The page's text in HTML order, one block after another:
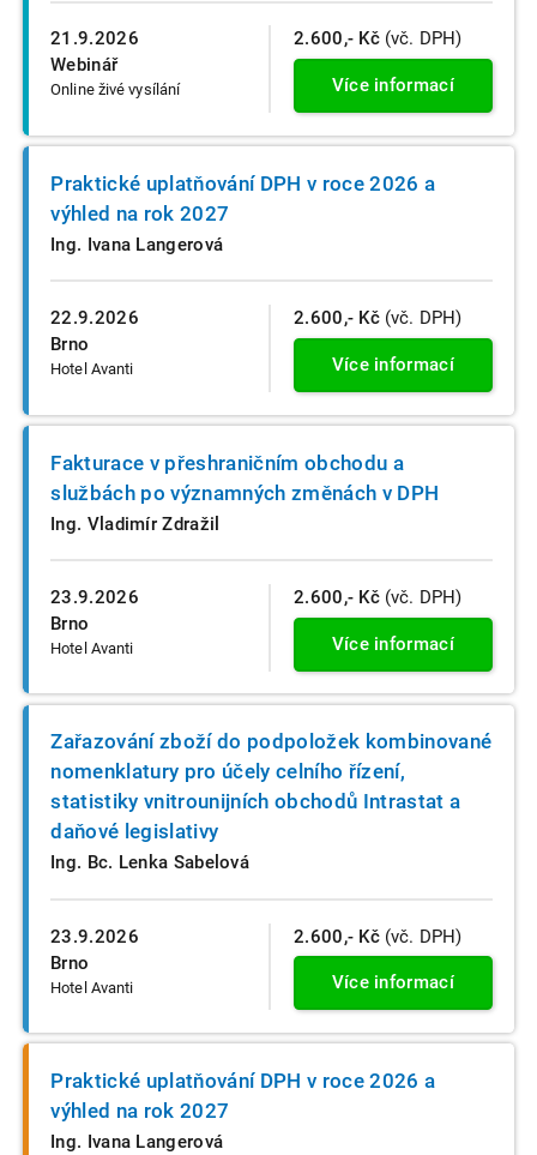
21.9.2026
Webinář
Online živé vysílání
2.600,- Kč (vč. DPH)
Více informací
22.9.2026
Brno
Hotel Avanti
Praktické uplatňování DPH v roce 2026 a
výhled na rok 2027
Ing. Ivana Langerová
2.600,- Kč (vč. DPH)
Více informací
23.9.2026
Brno
Hotel Avanti
Fakturace v přeshraničním obchodu a
službách po významných změnách v DPH
Ing. Vladimír Zdražil
2.600,- Kč (vč. DPH)
Více informací
23.9.2026
Brno
Hotel Avanti
Zařazování zboží do podpoložek kombinované
nomenklatury pro účely celního řízení,
statistiky vnitrounijních obchodů Intrastat a
daňové legislativy
Ing. Bc. Lenka Sabelová
2.600,- Kč (vč. DPH)
Více informací
Praktické uplatňování DPH v roce 2026 a
výhled na rok 2027
Ing. Ivana Langerová